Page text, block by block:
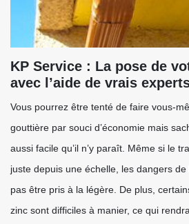
KP Service : La pose de
avec l’aide de vrais
Vous pourrez être tenté de faire vous-
gouttière par souci d’économie mais
aussi facile qu’il n’y paraît. Même si le
juste depuis une échelle, les dangers
pas être pris à la légère. De plus,
zinc sont difficiles à manier, ce qui